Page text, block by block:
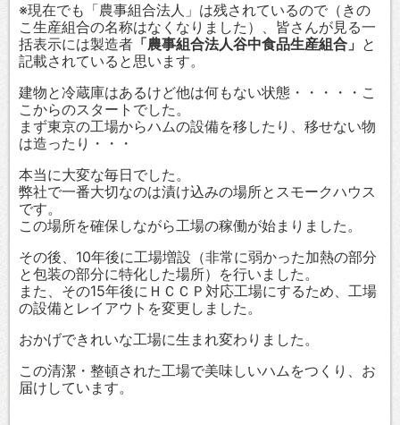
※現在でも「農事組合法人」は残されているので（きの
こ生産組合の名称はなくなりました）、皆さんが見る一
括表示には製造者 「農事組合法人谷中食品生産組合」 と
記載されていると思います。
建物と冷蔵庫はあるけど他は何もない状態・・・・・こ
こからのスタートでした。
まず東京の工場からハムの設備を移したり、移せない物
は造ったり・・・
本当に大変な毎日でした。
弊社で一番大切なのは漬け込みの場所とスモークハウス
です。
この場所を確保しながら工場の稼働が始まりました。
その後、10年後に工場増設（非常に弱かった加熱の部分
と包装の部分に特化した場所）を行いました。
また、その15年後にＨＣＣＰ対応工場にするため、工場
の設備とレイアウトを変更しました。
おかげできれいな工場に生まれ変わりました。
この清潔・整頓された工場で美味しいハムをつくり、お
届けしています。